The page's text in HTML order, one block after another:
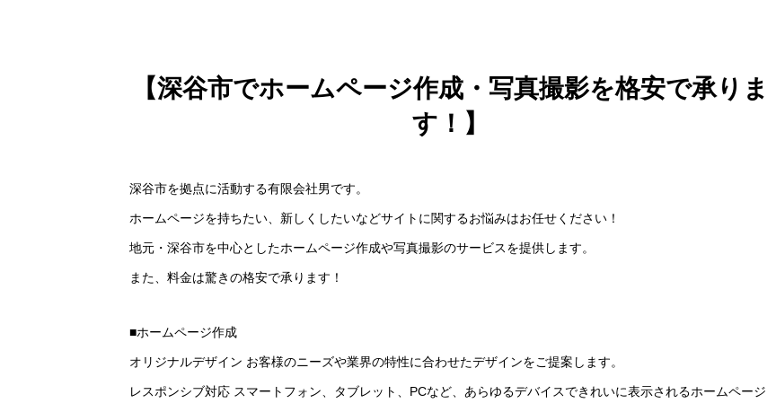
【深谷市でホームページ作成・写真撮影を格安で承りま
す！】
深谷市を拠点に活動する有限会社男です。
ホームページを持ちたい、新しくしたいなどサイトに関するお悩みはお任せください！
地元・深谷市を中心としたホームページ作成や写真撮影のサービスを提供します。
また、料金は驚きの格安で承ります！
■ホームページ作成
オリジナルデザイン お客様のニーズや業界の特性に合わせたデザインをご提案します。
レスポンシブ対応 スマートフォン、タブレット、PCなど、あらゆるデバイスできれいに表示されるホームページ